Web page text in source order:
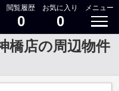
閲覧履歴
0
お気に入り
0
メニュー
橋店の周辺物件